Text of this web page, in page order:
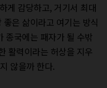
게 감당하고, 거기서 최대
은 삶이라고 여기는 방식
종국에는 패자가 될 수밖
활력이라는 허상을 지우
않을까 한다.